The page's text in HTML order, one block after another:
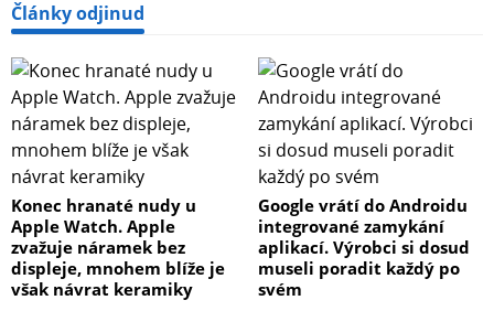
Články odjinud
Konec hranaté nudy u
Apple Watch. Apple
zvažuje náramek bez
displeje, mnohem blíže je
však návrat keramiky
Google vrátí do Androidu
integrované zamykání
aplikací. Výrobci si dosud
museli poradit každý po
svém